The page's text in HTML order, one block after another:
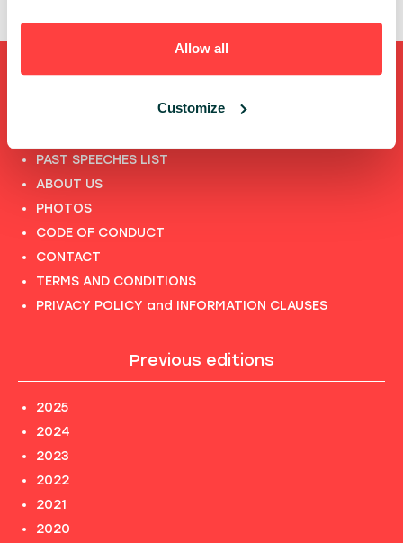
Allow all
Customize
PAST SPEECHES LIST
ABOUT US
PHOTOS
CODE OF CONDUCT
CONTACT
TERMS AND CONDITIONS
PRIVACY POLICY and INFORMATION CLAUSES
Previous editions
2025
2024
2023
2022
2021
2020